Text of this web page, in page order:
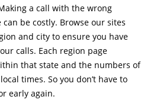
a call with the wrong
be costly. Browse our sites
and city to ensure you have
calls. Each region page
that state and the numbers of
times. So you don’t have to
early again.